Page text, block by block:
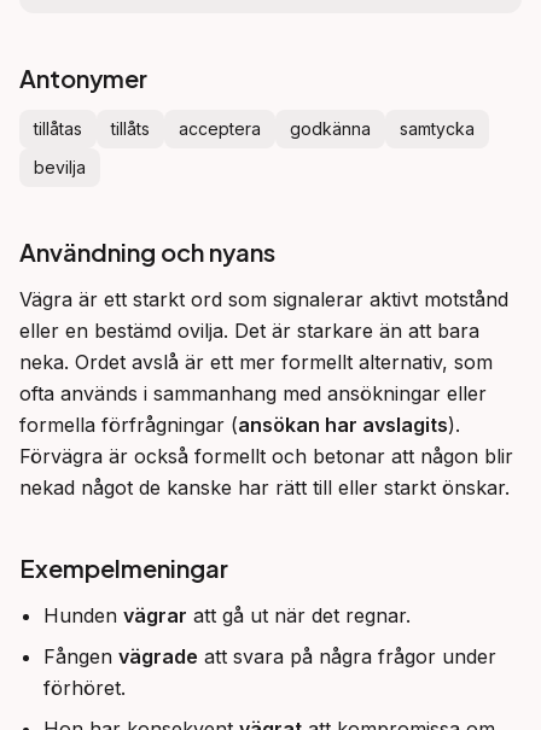
Antonymer
tillåtas tillåts acceptera godkänna
samtycka
bevilja
Användning och nyans
Vägra är ett starkt ord som signalerar aktivt motstånd
eller en bestämd ovilja. Det är starkare än att bara
neka. Ordet avslå är ett mer formellt alternativ, som
ofta används i sammanhang med ansökningar eller
formella förfrågningar (ansökan har avslagits).
Förvägra är också formellt och betonar att någon blir
nekad något de kanske har rätt till eller starkt önskar.
Exempelmeningar
Hunden vägrar att gå ut när det regnar.
Fången vägrade att svara på några frågor under
förhöret.